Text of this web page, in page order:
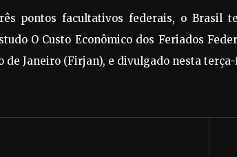
pontos facultativos federais, o Brasil
O Custo Econômico dos Feriados
de Janeiro (Firjan), e divulgado nesta terça-